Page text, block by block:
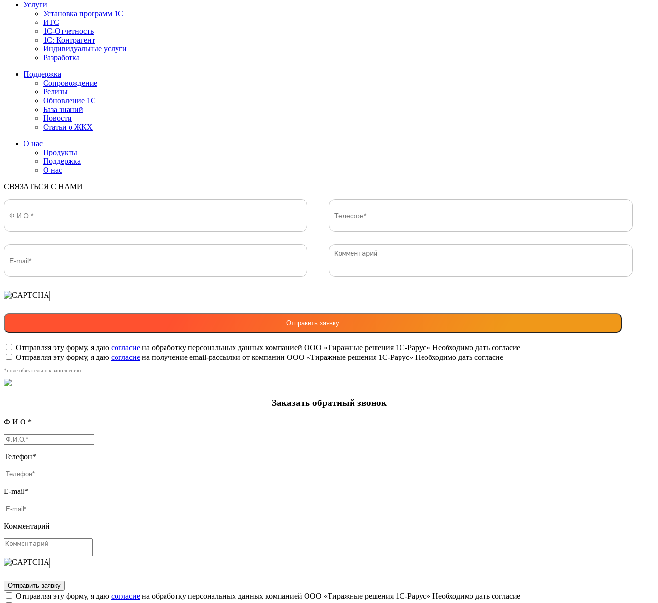
Услуги
Установка программ 1С
ИТС
1С-Отчетность
1С: Контрагент
Индивидуальные услуги
Разработка
Поддержка
Сопровождение
Релизы
Обновление 1С
База знаний
Новости
Статьи о ЖКХ
О нас
Продукты
Поддержка
О нас
СВЯЗАТЬСЯ С НАМИ
Отправляя эту форму, я даю согласие на обработку персональных данных компанией ООО «Тиражные решения 1С-Рарус» Необходимо дать согласие
Отправляя эту форму, я даю согласие на получение email-рассылки от компании ООО «Тиражные решения 1С-Рарус» Необходимо дать согласие
*поле обязательно к заполнению
Заказать обратный звонок
Ф.И.О.*
Телефон*
E-mail*
Комментарий
Отправляя эту форму, я даю согласие на обработку персональных данных компанией ООО «Тиражные решения 1С-Рарус» Необходимо дать согласие